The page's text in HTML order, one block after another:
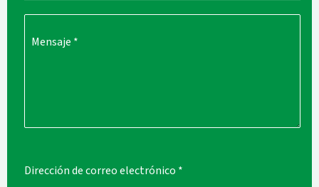
Mensaje *
Dirección de correo electrónico *